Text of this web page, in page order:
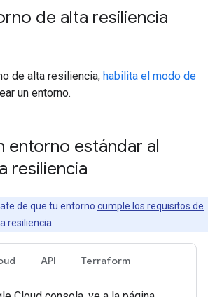
de alta resiliencia
de alta resiliencia, habilita el modo de
un entorno.
entorno estándar al
resiliencia
de que tu entorno cumple los requisitos de
resiliencia.
API Terraform